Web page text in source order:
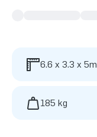
6.6 x 3.3 x 5m
185 kg